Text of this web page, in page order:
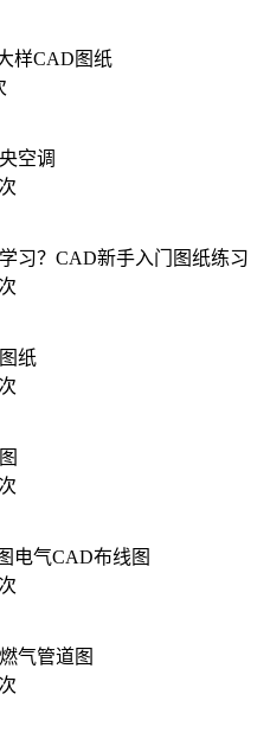
样CAD图纸
空调
习？CAD新手入门图纸练习
纸
电气CAD布线图
气管道图